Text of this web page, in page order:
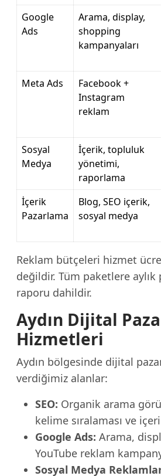
Google
Ads
Arama, display,
shopping
kampanyaları
Meta Ads
Facebook +
Instagram
reklam
Sosyal
Medya
İçerik, topluluk
yönetimi,
raporlama
İçerik
Pazarlama
Blog, SEO içerik,
sosyal medya
Reklam bütçeleri hizmet
değildir. Tüm paketlere
raporu dahildir.
Aydın Dijital
Hizmetleri
Aydın bölgesinde dijital
verdiğimiz alanlar:
SEO: Organik arama
kelime sıralaması ve
Google Ads: Arama,
YouTube reklam
Sosyal Medya